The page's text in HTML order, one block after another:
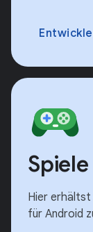
Spiele
Hier erhältst
für Android